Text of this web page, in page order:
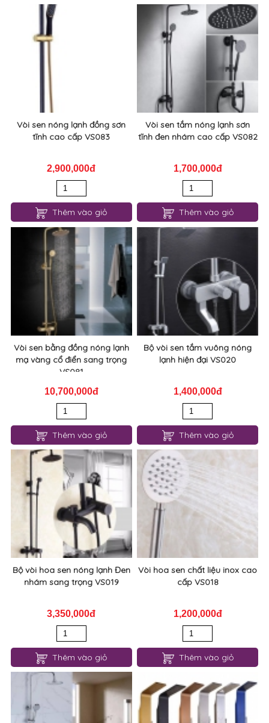
Vòi sen nóng lạnh đồng sơn
tĩnh cao cấp VS083
2,900,000đ
Thêm vào giỏ
Vòi sen tắm nóng lạnh sơn
tĩnh đen nhám cao cấp VS082
1,700,000đ
Thêm vào giỏ
Vòi sen bằng đồng nóng lạnh
mạ vàng cổ điển sang trọng
VS081
10,700,000đ
Thêm vào giỏ
Bộ vòi sen tắm vuông nóng
lạnh hiện đại VS020
1,400,000đ
Thêm vào giỏ
Bộ vòi hoa sen nóng lạnh Đen
nhám sang trọng VS019
3,350,000đ
Thêm vào giỏ
Vòi hoa sen chất liệu inox cao
cấp VS018
1,200,000đ
Thêm vào giỏ